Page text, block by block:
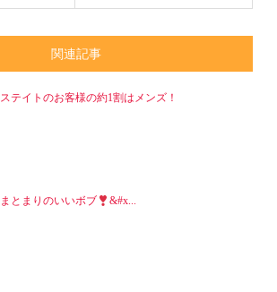
関連記事
ステイトのお客様の約1割はメンズ！
まとまりのいいボブ &#x...